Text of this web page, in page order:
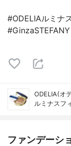
#ODELIAルミナ
ODELIA(オ
ルミナスフ
ファンデーシ